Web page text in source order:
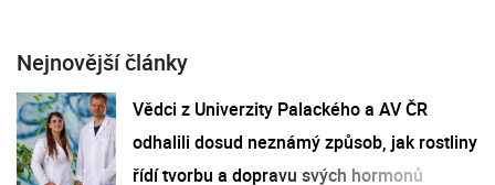
Nejnovější články
Vědci z Univerzity Palackého a AV ČR
odhalili dosud neznámý způsob, jak rostliny
řídí tvorbu a dopravu svých hormonů